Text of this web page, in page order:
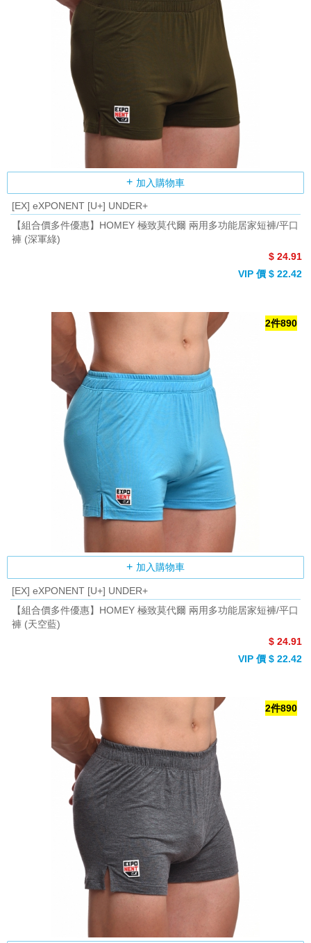
加入購物車
[EX] eXPONENT [U+] UNDER+
【組合價多件優惠】HOMEY 極致莫代爾 兩用多功能居家短褲/平口
褲 (深軍綠)
$ 24.91
VIP 價 $ 22.42
加入購物車
[EX] eXPONENT [U+] UNDER+
【組合價多件優惠】HOMEY 極致莫代爾 兩用多功能居家短褲/平口
褲 (天空藍)
$ 24.91
VIP 價 $ 22.42
2件890
2件890